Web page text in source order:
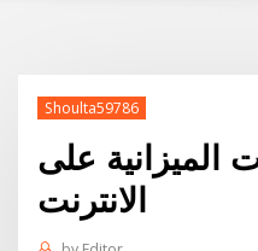
Shoulta59786
الميزانية على
الانترنت